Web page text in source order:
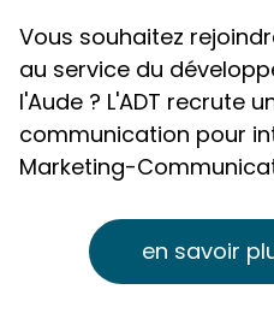
Vous souhaitez
au service du
l'Aude ? L'ADT recrute
communication pour
Marketing-
en savoir